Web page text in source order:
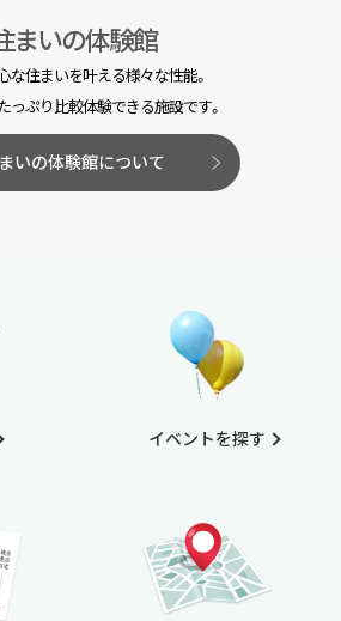
まいの体験館
な住まいを叶える様々な性能。
っぷり比較体験できる施設です。
いの体験館について
イベントを探す